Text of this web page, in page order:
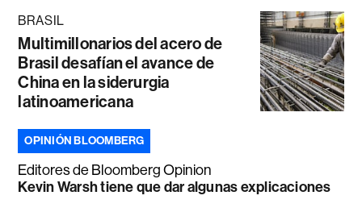
BRASIL
Multimillonarios del acero de
Brasil desafían el avance de
China en la siderurgia
latinoamericana
OPINIÓN BLOOMBERG
Editores de Bloomberg Opinion
Kevin Warsh tiene que dar algunas explicaciones